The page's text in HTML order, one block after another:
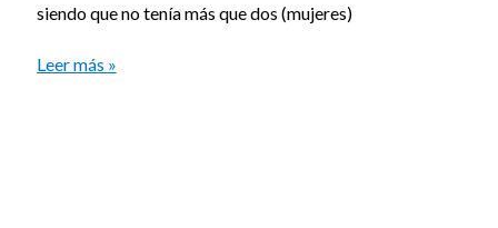
siendo que no tenía más que dos (mujeres)
Leer más »